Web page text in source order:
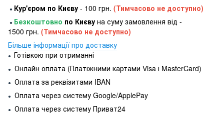
● Кур'єром по Києву - 100 грн. (Тимчасово не доступно)
● Безкоштовно по Києву на суму замовлення від -
1500 грн. (Тимчасово не доступно)
Більше інформації про доставку
● Готівкою при отриманні
● Онлайн оплата (Платіжними картами Visa і MasterCard)
● Оплата за реквізитами IBAN
● Оплата через систему Google/ApplePay
● Оплата через систему Приват24